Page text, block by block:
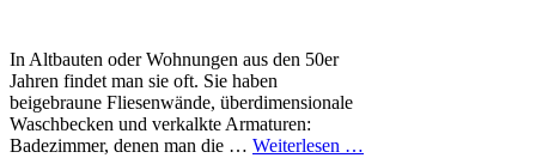
In Altbauten oder Wohnungen aus den 50er
Jahren findet man sie oft. Sie haben
beigebraune Fliesenwände, überdimensionale
Waschbecken und verkalkte Armaturen:
Badezimmer, denen man die … Weiterlesen …